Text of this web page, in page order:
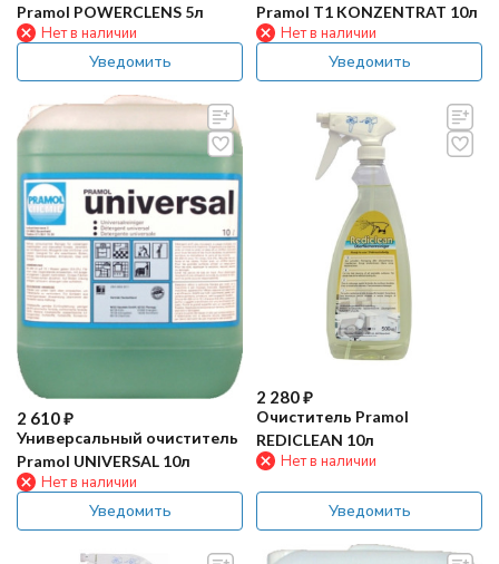
Pramol POWERCLENS 5л
Нет в наличии
Уведомить
Pramol T1 KONZENTRAT 10л
Нет в наличии
Уведомить
2 610₽
Универсальный очиститель
Pramol UNIVERSAL 10л
Нет в наличии
Уведомить
2 280₽
Очиститель Pramol
REDICLEAN 10л
Нет в наличии
Уведомить